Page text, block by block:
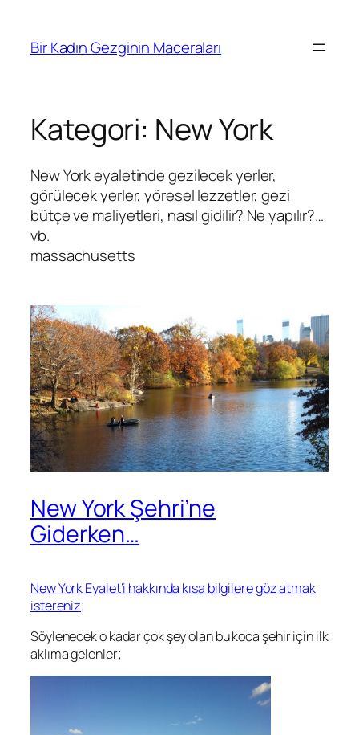
Bir Kadın Gezginin Maceraları
Kategori: New York
New York eyaletinde gezilecek yerler,
görülecek yerler, yöresel lezzetler, gezi
bütçe ve maliyetleri, nasıl gidilir? Ne yapılır?…
vb.
massachusetts
New York Şehri’ne
Giderken…
New York Eyalet’i hakkında kısa bilgilere göz atmak
istereniz;
Söylenecek o kadar çok şey olan bu koca şehir için ilk
aklıma gelenler;